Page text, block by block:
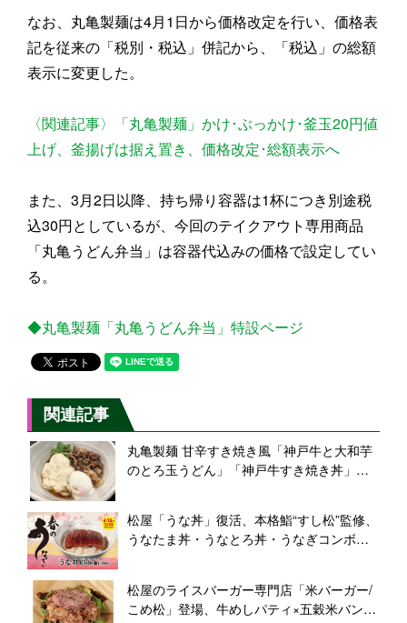
なお、丸亀製麺は4月1日から価格改定を行い、価格表
記を従来の「税別・税込」併記から、「税込」の総額
表示に変更した。
〈関連記事〉「丸亀製麺」かけ･ぶっかけ･釜玉20円値
上げ、釜揚げは据え置き、価格改定･総額表示へ
また、3月2日以降、持ち帰り容器は1杯につき別途税
込30円としているが、今回のテイクアウト専用商品
「丸亀うどん弁当」は容器代込みの価格で設定してい
る。
◆丸亀製麺「丸亀うどん弁当」特設ページ
関連記事
丸亀製麺 甘辛すき焼き風「神戸牛と大和芋
のとろ玉うどん」「神戸牛すき焼き丼」発
松屋「うな丼」復活、本格鮨“すし松”監修、
うなたま丼・うなとろ丼・うなぎコンボ牛
松屋のライスバーガー専門店「米バーガー/
こめ松」登場、牛めしパティ×五穀米バンズ